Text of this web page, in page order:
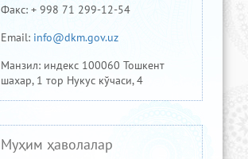
Факс: + 998 71 299-12-54
Email: info@dkm.gov.uz
Манзил: индекс 100060 Тошкент
шахар, 1 тор Нукус кўчаси, 4
Муҳим ҳаволалар